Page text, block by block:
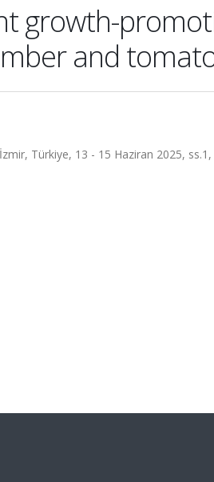
growth-
and
Türkiye, 13 - 15 Haziran 2025,